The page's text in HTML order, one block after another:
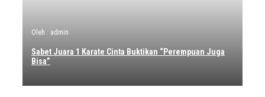
Oleh : admin
Sabet Juara 1 Karate Cinta Buktikan “Perempuan Juga
Bisa”